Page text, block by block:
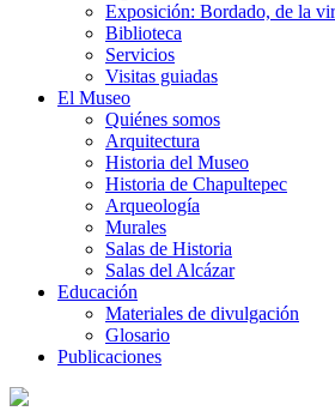
Exposición: Bordado, de la
Biblioteca
Servicios
Visitas guiadas
El Museo
Quiénes somos
Arquitectura
Historia del Museo
Historia de Chapultepec
Arqueología
Murales
Salas de Historia
Salas del Alcázar
Educación
Materiales de divulgación
Glosario
Publicaciones